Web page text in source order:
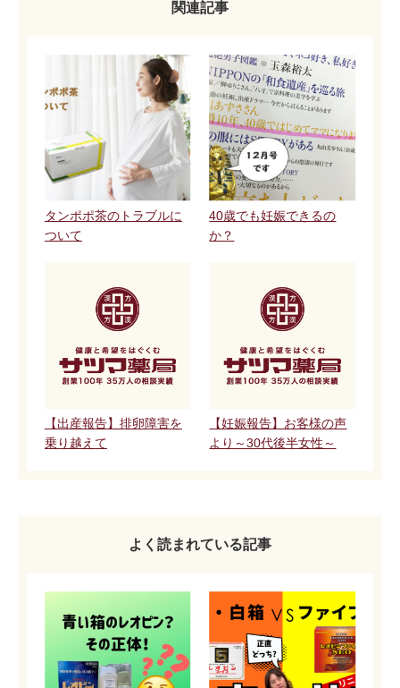
関連記事
タンポポ茶のトラブルに
ついて
40歳でも妊娠できるの
か？
【出産報告】排卵障害を
乗り越えて
【妊娠報告】お客様の声
より～30代後半女性～
よく読まれている記事